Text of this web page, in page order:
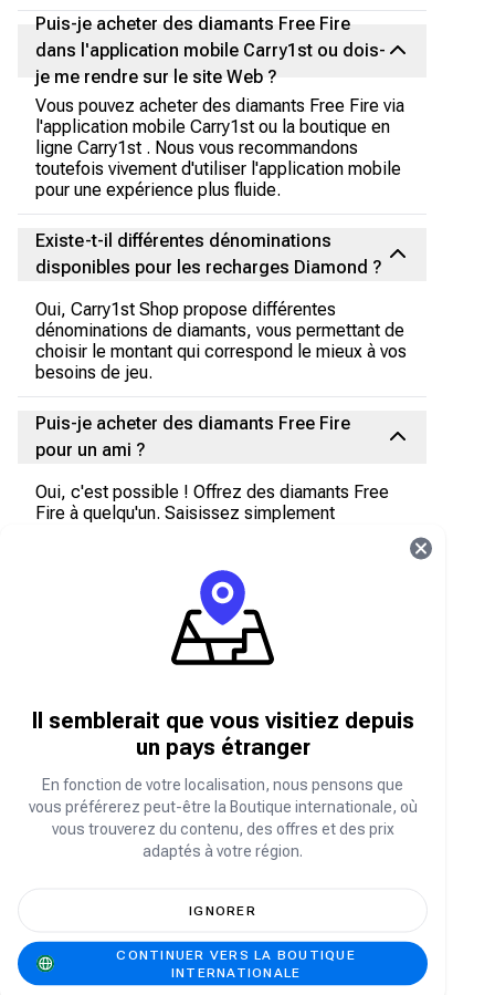
Puis-je acheter des diamants Free Fire
dans l'application mobile Carry1st ou dois-
je me rendre sur le site Web ?
Vous pouvez acheter des diamants Free Fire via
l'application mobile Carry1st ou la boutique en
ligne Carry1st . Nous vous recommandons
toutefois vivement d'utiliser l'application mobile
pour une expérience plus fluide.
Existe-t-il différentes dénominations
disponibles pour les recharges Diamond ?
Oui, Carry1st Shop propose différentes
dénominations de diamants, vous permettant de
choisir le montant qui correspond le mieux à vos
besoins de jeu.
Puis-je acheter des diamants Free Fire
pour un ami ?
Oui, c'est possible ! Offrez des diamants Free
Fire à quelqu'un. Saisissez simplement
Existe-t-il des remises ou des promotions
disponibles pour les diamants de
rechargement direct Free Fire ?
register to get special offers via email, and
follow our social media accounts ( Instagram
TikTok ,Twitter) to stay updated on the
latest offers.
Puis-je rembourser ou annuler une
transaction de rechargement direct Free
achats numériques en jeu, nous ne pouvons pas
proposer de remboursement ni d'annulation une
fois la transaction finalisée. Veuillez vérifier
votre sélection avant de confirmer l'achat.
Il semblerait que vous visitiez depuis
un pays étranger
En fonction de votre localisation, nous pensons que
vous préférerez peut-être la Boutique internationale, où
vous trouverez du contenu, des offres et des prix
adaptés à votre région.
IGNORER
CONTINUER VERS LA BOUTIQUE
INTERNATIONALE